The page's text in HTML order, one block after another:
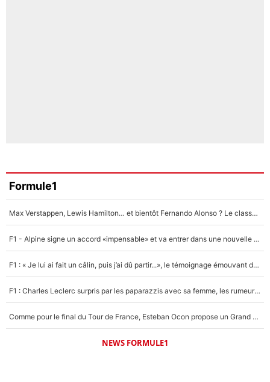
Formule1
Max Verstappen, Lewis Hamilton… et bientôt Fernando Alonso ? Le classement des pilotes les mieux payés en Formule 1 risque de changer !
F1 - Alpine signe un accord «impensable» et va entrer dans une nouvelle dimension : Grande nouvelle pour Pierre Gasly !
F1 : « Je lui ai fait un câlin, puis j’ai dû partir...», le témoignage émouvant de Max Verstappen sur sa fille
F1 : Charles Leclerc surpris par les paparazzis avec sa femme, les rumeurs étaient vraies !
Comme pour le final du Tour de France, Esteban Ocon propose un Grand Prix de Formule 1 à Paris : «Autour de l’Arc de Triomphe, ce serait génial» !
NEWS FORMULE1